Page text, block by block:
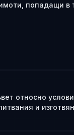
попадащи в
относно
и